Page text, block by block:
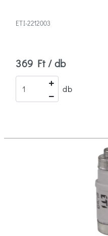
ETI-2212003
369 Ft / db
db